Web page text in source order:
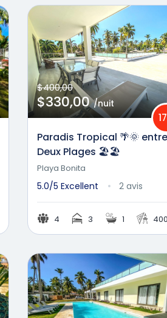
$400,00
$330,00/nuit
Paradis Tropical 🌴🌞 entre
Deux Plages 🏖️🏖️
Playa Bonita
5.0/5 Excellent 2 avis
4 3 1